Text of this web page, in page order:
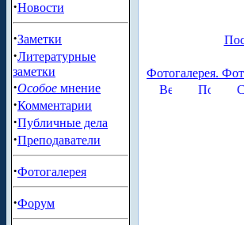
·Новости
·Заметки
·Литературные
заметки
·Особое мнение
·Комментарии
·Публичные дела
·Преподаватели
·Фотогалерея
·Форум
Фотогалерея.